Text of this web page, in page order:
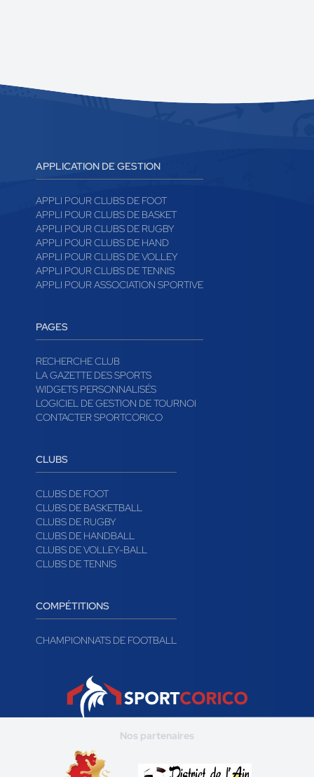
APPLICATION DE GESTION
APPLI POUR CLUBS DE FOOT
APPLI POUR CLUBS DE BASKET
APPLI POUR CLUBS DE RUGBY
APPLI POUR CLUBS DE HAND
APPLI POUR CLUBS DE VOLLEY
APPLI POUR CLUBS DE TENNIS
APPLI POUR ASSOCIATION SPORTIVE
PAGES
RECHERCHE CLUB
LA GAZETTE DES SPORTS
WIDGETS PERSONNALISÉS
LOGICIEL DE GESTION DE TOURNOI
CONTACTER SPORTCORICO
CLUBS
CLUBS DE FOOT
CLUBS DE BASKETBALL
CLUBS DE RUGBY
CLUBS DE HANDBALL
CLUBS DE VOLLEY-BALL
CLUBS DE TENNIS
COMPÉTITIONS
CHAMPIONNATS DE FOOTBALL
Nos partenaires